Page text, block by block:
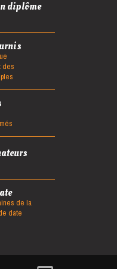
diplôme
des
de la
date